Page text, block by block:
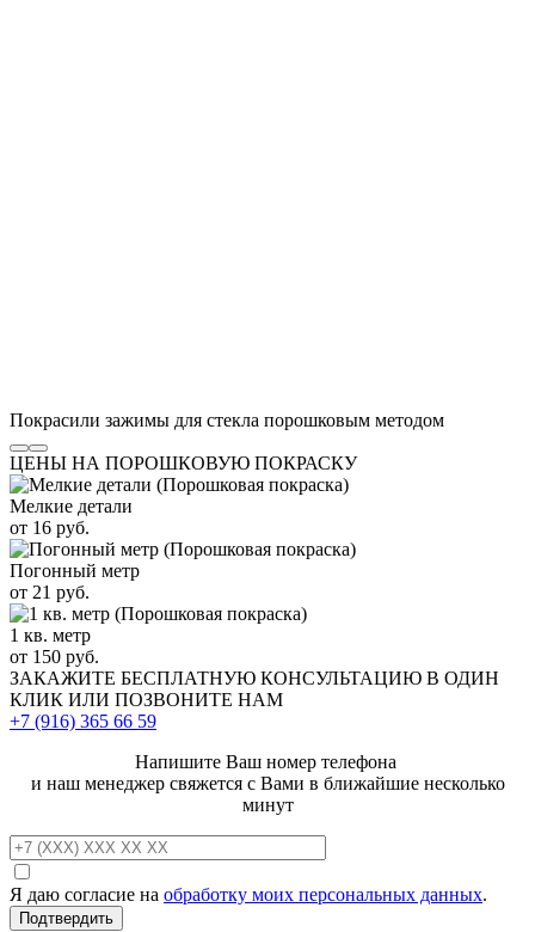
Покрасили зажимы для стекла порошковым методом
ЦЕНЫ НА ПОРОШКОВУЮ ПОКРАСКУ
Мелкие детали
от 16 руб.
Погонный метр
от 21 руб.
1 кв. метр
от 150 руб.
ЗАКАЖИТЕ БЕСПЛАТНУЮ КОНСУЛЬТАЦИЮ В ОДИН
КЛИК ИЛИ ПОЗВОНИТЕ НАМ
+7 (916) 365 66 59
Напишите Ваш номер телефона
и наш менеджер свяжется с Вами в ближайшие несколько
минут
Я даю согласие на обработку моих персональных данных.